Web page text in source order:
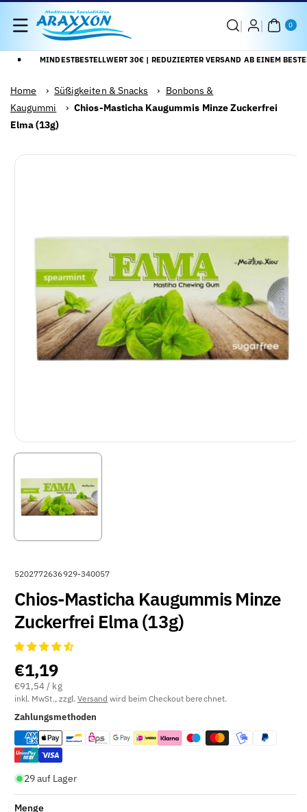
Direkt Zum
Inhalt
0
AR
TIK
MINDESTBESTELLWERT 30€ | REDUZIERTER VERSAND AB EINEM
Home › Süßigkeiten & Snacks › Bonbons &
Kaugummi
› Chios-Masticha Kaugummis Minze Zuckerfrei
Elma (13g)
A
T
I
K
E
N
U
M
M
E
R
(
S
U
5202772636929-340057
Chios-Masticha Kaugummis Minze
Zuckerfrei Elma (13g)
€1,19
€91,54 / kg
inkl. MwSt., zzgl. Versand wird beim Checkout berechnet.
Zahlungsmethoden
29 auf Lager
Menge